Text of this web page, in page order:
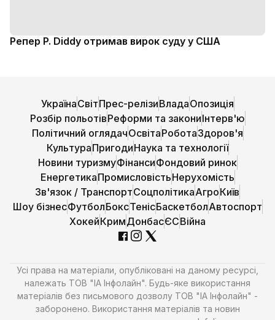
Репер P. Diddy отримав вирок суду у США
УкраїнаСвітПрес-релізиВладаОпозиція
Розбір польотівРеформи та закониІнтерв'ю
Політичний оглядачОсвітаРоботаЗдоров'я
КультураПригодиНаука та технології
Новини туризмуФінансиФондовий ринок
ЕнергетикаПромисловістьНерухомість
Зв'язок / ТранспортСоцполітикаАгроКиїв
Шоу бізнесФутболБоксТенісБаскетболАвтоспорт
ХокейКримДонбасЄСВійна
Усі права на матеріали, опубліковані на даному ресурсі,
належать ТОВ "ІА Інфолайн". Будь-яке використання
матеріалів без письмового дозволу ТОВ "ІА Інфолайн" -
заборонено. Використання матеріалів та новин